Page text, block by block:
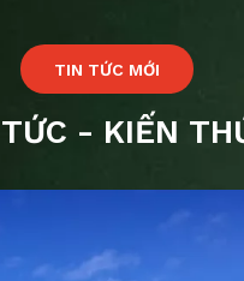
TIN TỨC MỚI
- KIẾN